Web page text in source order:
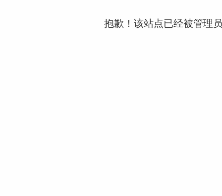
抱歉！该站点已经被管理